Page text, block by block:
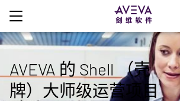
AVEVA 的 Shell （壳
牌）大师级运营项目